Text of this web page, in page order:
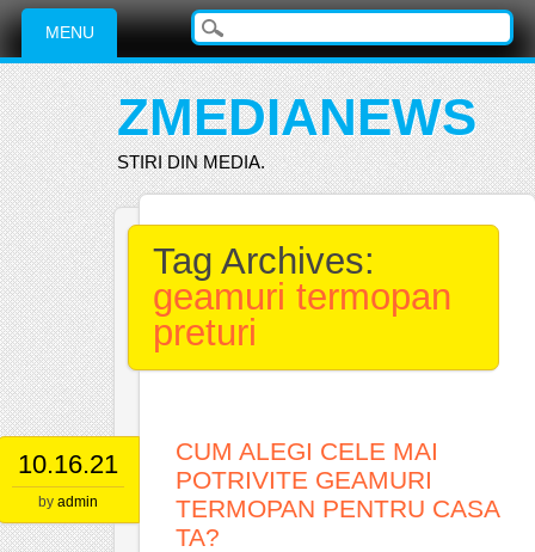
Main menu
Skip
content
MENU
ZMEDIANEWS
STIRI DIN MEDIA.
Tag Archives:
geamuri termopan
preturi
10.16.21
by admin
CUM ALEGI CELE MAI
POTRIVITE GEAMURI
TERMOPAN PENTRU CASA
TA?